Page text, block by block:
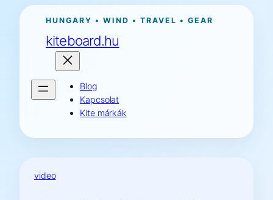
Ugrás
tartalomhoz
HUNGARY • WIND • TRAVEL • GEAR
kiteboard.hu
Blog
Kapcsolat
Kite márkák
video